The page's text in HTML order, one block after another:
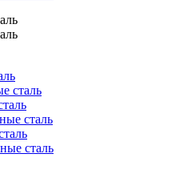
сталь
сталь
сталь